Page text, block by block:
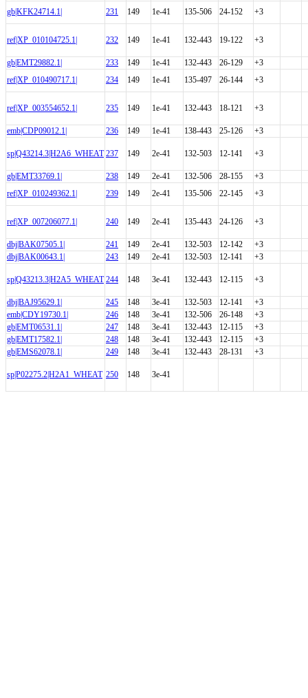
gb|KFK24714.1|
231 149 1e-41 135-506 24-152 +3
ref|XP_010104725.1| 232 149 1e-41 132-443 19-122 +3
gb|EMT29882.1| 233 149 1e-41 132-443 26-129
+3
ref|XP_010490717.1|
234 149 1e-41 135-497 26-144 +3
ref|XP_003554652.1| 235 149 1e-41 132-443 18-121 +3
emb|CDP09012.1| 236 149 1e-41 138-443 25-126 +3
sp|Q43214.3|H2A6_WHEAT 237 149 2e-41 132-503 12-141 +3
gb|EMT33769.1| 238 149 2e-41 132-506 28-155
+3
ref|XP_010249362.1|
239 149 2e-41 135-506 22-145 +3
ref|XP_007206077.1| 240 149 2e-41 135-443 24-126 +3
dbj|BAK07505.1| 241 149 2e-41 132-503 12-142
+3
dbj|BAK00643.1|
243 149 2e-41 132-503 12-141 +3
sp|Q43213.3|H2A5_WHEAT 244 148 3e-41 132-443 12-115 +3
dbj|BAJ95629.1| 245 148 3e-41 132-503 12-141
+3
emb|CDY19730.1|
246 148 3e-41 132-506 26-148
+3
gb|EMT06531.1|
247 148 3e-41 132-443 12-115
+3
gb|EMT17582.1|
248 148 3e-41 132-443 12-115
+3
gb|EMS62078.1|
249 148 3e-41 132-443 28-131 +3
sp|P02275.2|H2A1_WHEAT 250 148 3e-41